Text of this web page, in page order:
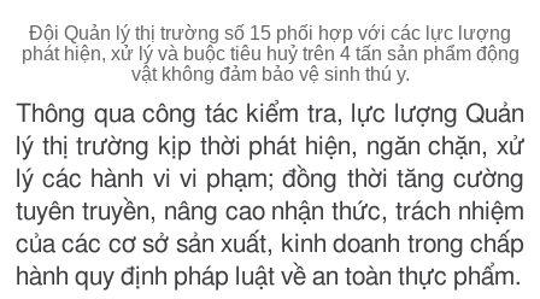
Đội Quản lý thị trường số 15 phối hợp với các lực lượng
phát hiện, xử lý và buộc tiêu huỷ trên 4 tấn sản phẩm động
vật không đảm bảo vệ sinh thú y.
Thông qua công tác kiểm tra, lực lượng Quản
lý thị trường kịp thời phát hiện, ngăn chặn, xử
lý các hành vi vi phạm; đồng thời tăng cường
tuyên truyền, nâng cao nhận thức, trách nhiệm
của các cơ sở sản xuất, kinh doanh trong chấp
hành quy định pháp luật về an toàn thực phẩm.